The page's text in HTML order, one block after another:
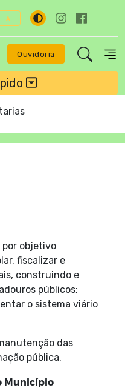
A-
Ouvidoria
por objetivo
fiscalizar e
construindo e
públicos;
o sistema viário
das
pública.
Município